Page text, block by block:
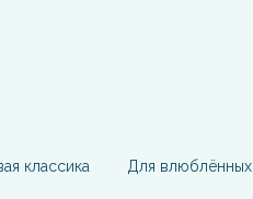
классика Для влюблённых